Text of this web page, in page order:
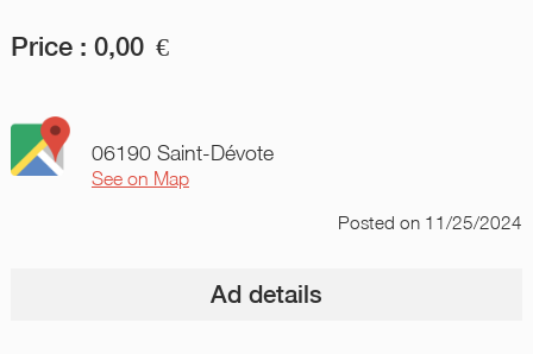
Price : 0,00 €
06190 Saint-Dévote
See on Map
Postedon 11/25/2024
Ad details